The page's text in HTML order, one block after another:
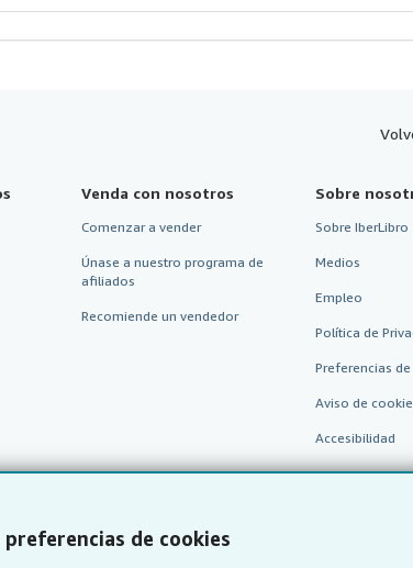
preferencias de cookies
Venda con nosotros
Comenzar a vender
Únase a nuestro programa de
afiliados
Recomiende un vendedor
Sobre
Sobre IberLibro
Medios
Empleo
Política de
Preferencias
Aviso de
Accesibilidad